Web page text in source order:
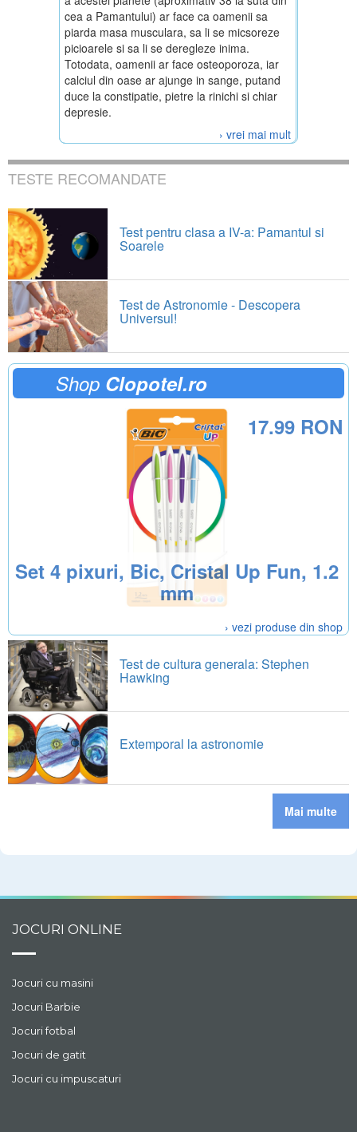
cea a Pamantului) ar face ca oamenii sa
piarda masa musculara, sa li se micsoreze
picioarele si sa li se deregleze inima.
Totodata, oamenii ar face osteoporoza, iar
calciul din oase ar ajunge in sange, putand
duce la constipatie, pietre la rinichi si chiar
depresie.
› vrei mai mult
TESTE RECOMANDATE
Test pentru clasa a IV-a: Pamantul si
Soarele
Test de Astronomie - Descopera
Universul!
Shop Clopotel.ro
Set 4 pixuri, Bic, Cristal Up Fun, 1.2
mm
17.99 RON
› vezi produse din shop
Test de cultura generala: Stephen
Hawking
Extemporal la astronomie
Mai multe
JOCURI ONLINE
Jocuri cu masini
Jocuri Barbie
Jocuri fotbal
Jocuri de gatit
Jocuri cu impuscaturi